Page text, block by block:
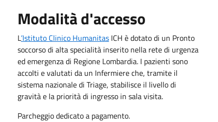
Modalità d'accesso
L’Istituto Clinico Humanitas ICH è dotato di un Pronto
soccorso di alta specialità inserito nella rete di urgenza
ed emergenza di Regione Lombardia. I pazienti sono
accolti e valutati da un Infermiere che, tramite il
sistema nazionale di Triage, stabilisce il livello di
gravità e la priorità di ingresso in sala visita.
Parcheggio dedicato a pagamento.